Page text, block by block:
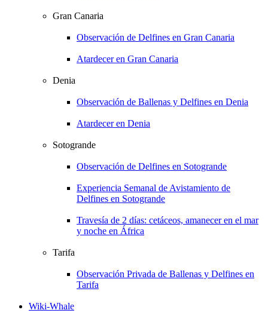
Gran Canaria
Observación de Delfines en Gran Canaria
Atardecer en Gran Canaria
Denia
Observación de Ballenas y Delfines en Denia
Atardecer en Denia
Sotogrande
Observación de Delfines en Sotogrande
Experiencia Semanal de Avistamiento de
Delfines en Sotogrande
Travesía de 2 días: cetáceos, amanecer en el mar
y noche en África
Tarifa
Observación Privada de Ballenas y Delfines en
Tarifa
Wiki-Whale